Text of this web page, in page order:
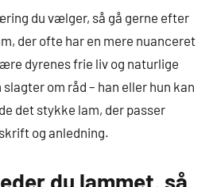
du vælger, så gå gerne efter
der ofte har en mere nuanceret
dyrenes frie liv og naturlige
om råd – han eller hun kan
det stykke lam, der passer
og anledning.